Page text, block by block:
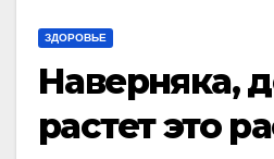
ЗДОРОВЬЕ
Наверняка,
растет это